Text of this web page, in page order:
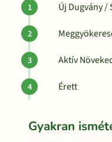
Új Dugvány /
Aktív
Érett
Gyakran